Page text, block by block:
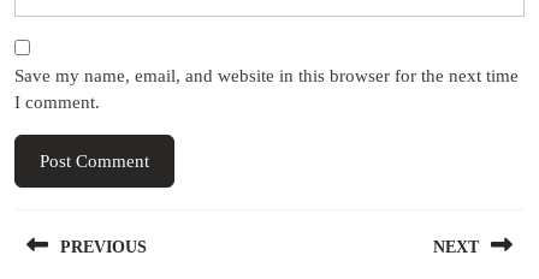
Save my name, email, and website in this browser for the next time
I comment.
navigation
PREVIOUS NEXT